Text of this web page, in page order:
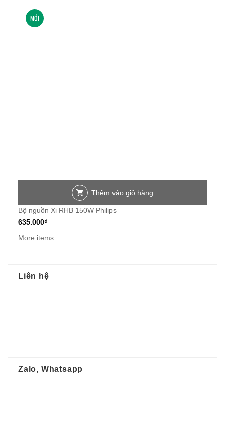
MỚI
Thêm vào giỏ hàng
Bộ nguồn Xi RHB 150W Philips
635.000₫
More items
Liên hệ
Zalo, Whatsapp